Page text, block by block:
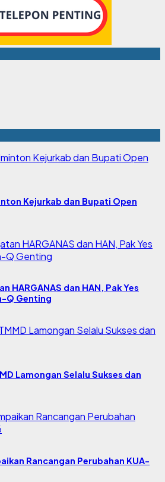
Kejurkab dan Bupati Open
HARGANAS dan HAN, Pak Yes
Q Genting
Lamongan Selalu Sukses dan
Rancangan Perubahan KUA-